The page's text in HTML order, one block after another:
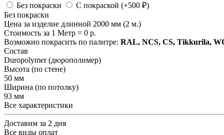
Без покраски
С покраской (+500 ₽)
Без покраски
Цена за изделие длинной 2000 мм (2 м.)
Стоимость за 1 Метр = 0 р.
Возможно покрасить по палитре: RAL, NCS, CS, Tikkurila,
Состав
Duropolymer (дюрополимер)
Высота (по стене)
50 мм
Ширина (по потолку)
93 мм
Все характеристики
Доставим за 2 дня
Все виды оплат